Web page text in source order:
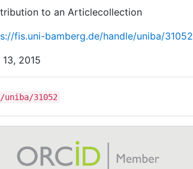
to an Articlecollection
fis.uni-bamberg.de/handle/uniba/31052
2015
31052